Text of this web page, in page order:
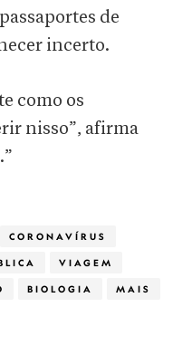
de
incerto.
como os
nisso”, afirma
CORONAVÍRUS
VIAGEM
BIOLOGIA MAIS